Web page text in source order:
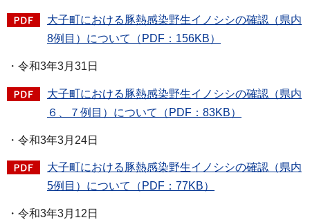
大子町における豚熱感染野生イノシシの確認（県内
8例目）について（PDF：156KB）
・令和3年3月31日
大子町における豚熱感染野生イノシシの確認（県内
６、７例目）について（PDF：83KB）
・令和3年3月24日
大子町における豚熱感染野生イノシシの確認（県内
5例目）について（PDF：77KB）
・令和3年3月12日